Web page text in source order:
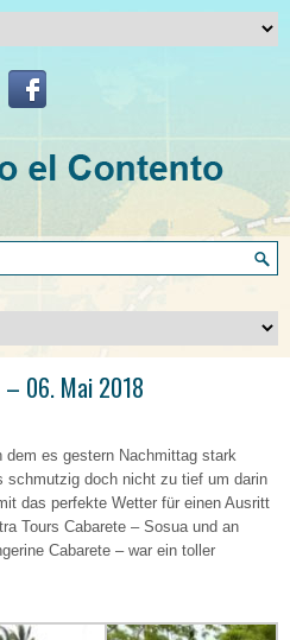
06. Mai 2018
dem es gestern Nachmittag stark
schmutzig doch nicht zu tief um darin
das perfekte Wetter für einen Ausritt
Tours Cabarete – Sosua und an
Cabarete – war ein toller